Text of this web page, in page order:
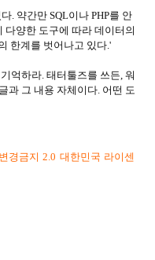
. 약간만 SQL이나 PHP를 안
다양한 도구에 따라 데이터의
한계를 벗어나고 있다.'
억하라. 태터툴즈를 쓰든, 워
과 그 내용 자체이다. 어떤 도
경금지 2.0 대한민국 라이센